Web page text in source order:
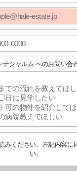
テシャルム へのお問い合
みください。左記内容に
い。